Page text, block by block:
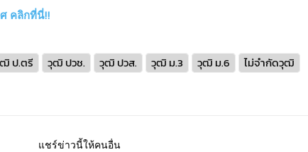
คลิกที่นี่!!
ป.ตรี วุฒิ ปวช. วุฒิ ปวส. วุฒิ ม.3 วุฒิ ม.6
ไม่จำกัดวุฒิ
แชร์ข่าวนี้ให้คนอื่น